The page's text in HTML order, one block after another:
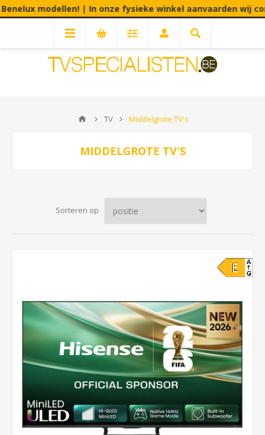
fysieke winkel aanvaarden wij consumptie en eco
TV Middelgrote TV's
MIDDELGROTE TV'S
Sorteren op